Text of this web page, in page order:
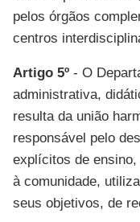
pelos órgãos
centros
Artigo 5º - O
administrativa,
resulta da união
responsável pelo
explícitos de
à comunidade,
seus objetivos, de